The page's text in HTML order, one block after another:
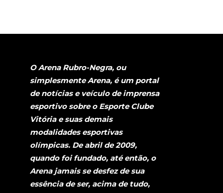
O Arena Rubro-Negra, ou
simplesmente Arena, é um portal
de notícias e veículo de imprensa
esportivo sobre o Esporte Clube
Vitória e suas demais
modalidades esportivas
olímpicas. De abril de 2009,
quando foi fundado, até então, o
Arena jamais se desfez de sua
essência de ser, acima de tudo,